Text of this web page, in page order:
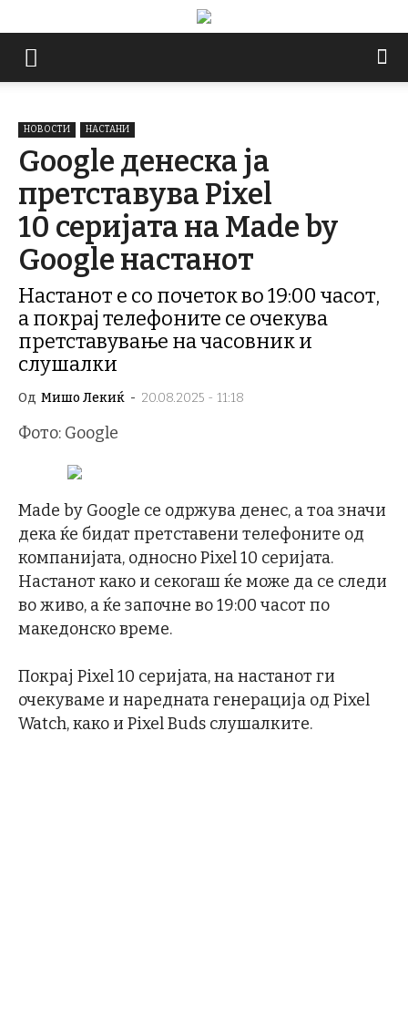
НОВОСТИ НАСТАНИ
Google денеска ја
претставува Pixel
10 серијата на Made by
Google настанот
Настанот е со почеток во 19:00 часот,
а покрај телефоните се очекува
претставување на часовник и
слушалки
Од Мишо Лекиќ - 20.08.2025 - 11:18
Фото: Google
Made by Google се одржува денес, а тоа значи
дека ќе бидат претставени телефоните од
компанијата, односно Pixel 10 серијата.
Настанот како и секогаш ќе може да се следи
во живо, а ќе започне во 19:00 часот по
македонско време.
Покрај Pixel 10 серијата, на настанот ги
очекуваме и наредната генерација од Pixel
Watch, како и Pixel Buds слушалките.